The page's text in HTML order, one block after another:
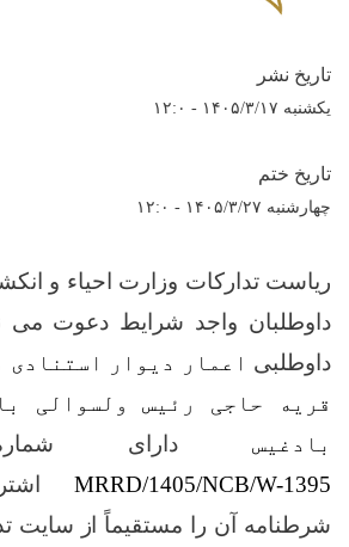
تاریخ نشر
یکشنبه ۱۴۰۵/۳/۱۷ - ۱۲:۰
تاریخ ختم
چهارشنبه ۱۴۰۵/۳/۲۷ - ۱۲:۰
ریاست تدارکات وزارت احیاء و
داوطلبان واجد شرایط دعوت می
داوطلبی اعمار دیوار
قریه حاجی رئیس ولسوالی
بادغیس دارای
MRRD/1405/NCB/W-1395
شرطنامه آن را مستقیماً از سایت